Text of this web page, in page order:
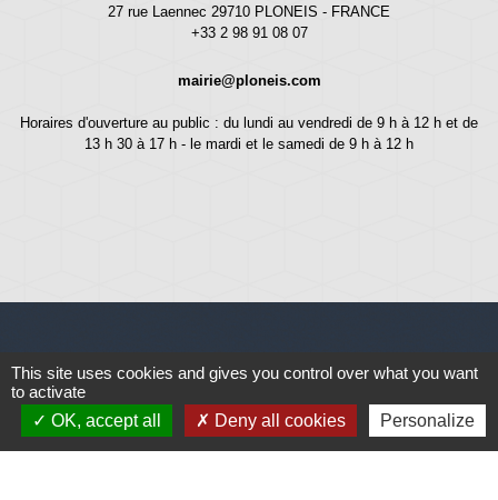
27 rue Laennec 29710 PLONEIS - FRANCE
+33 2 98 91 08 07
mairie@ploneis.com
Horaires d'ouverture au public : du lundi au vendredi de 9 h à 12 h et de
13 h 30 à 17 h - le mardi et le samedi de 9 h à 12 h
Liens
Météo
This site uses cookies and gives you control over what you want
to activate
OK, accept all
Deny all cookies Personalize